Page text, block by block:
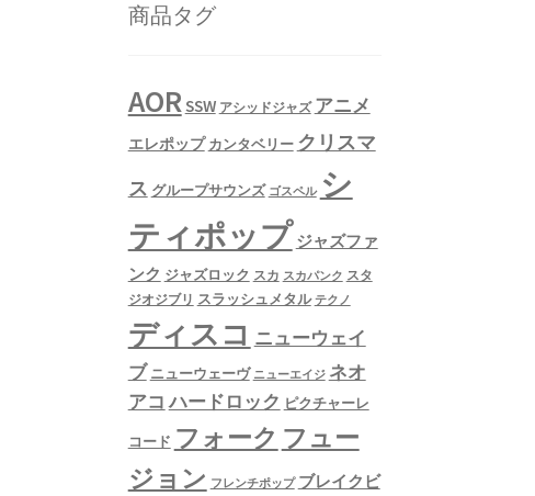
商品タグ
AORSSW アシッドジャズ アニメ
エレポップ カンタベリー クリスマ
ス グループサウンズ ゴスペル シ
ティポップ ジャズファ
ンク ジャズロック スカ スカパンク スタ
ジオジブリ スラッシュメタル テクノ
ディスコ ニューウェイ
ブ ニューウェーヴ ニューエイジ ネオ
アコ ハードロック ピクチャーレ
コード フォーク フュー
ジョン フレンチポップ ブレイクビ